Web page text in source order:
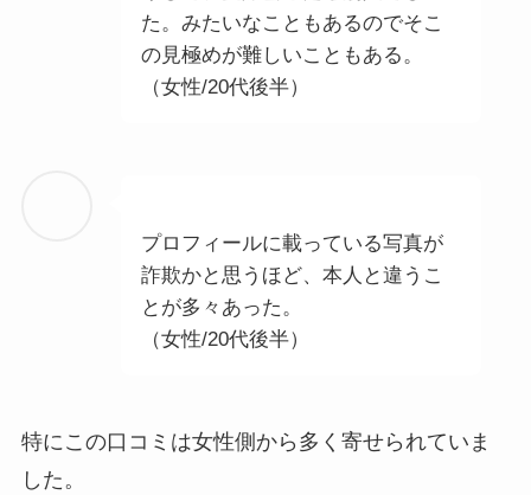
た。みたいなこともあるのでそこ
の見極めが難しいこともある。
（女性/20代後半）
プロフィールに載っている写真が
詐欺かと思うほど、本人と違うこ
とが多々あった。
（女性/20代後半）
特にこの口コミは女性側から多く寄せられていま
した。